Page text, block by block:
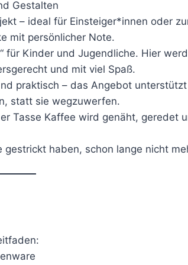
Gestalten
– ideal für Einsteiger*innen oder
mit persönlicher Note.
für Kinder und Jugendliche. Hier
und mit viel Spaß.
praktisch – das Angebot unterstützt
statt sie wegzuwerfen.
Tasse Kaffee wird genäht, geredet
gestrickt haben, schon lange nicht